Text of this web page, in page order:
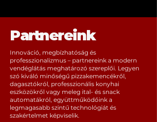
Partnereink
Innováció, megbízhatóság és
professzionalizmus – partnereink a modern
vendéglátás meghatározó szereplői. Legyen
szó kiváló minőségű pizzakemencékről,
dagasztókról, professzionális konyhai
eszközökről vagy meleg ital- és snack
automatákról, együttműködőink a
legmagasabb szintű technológiát és
szakértelmet képviselik.